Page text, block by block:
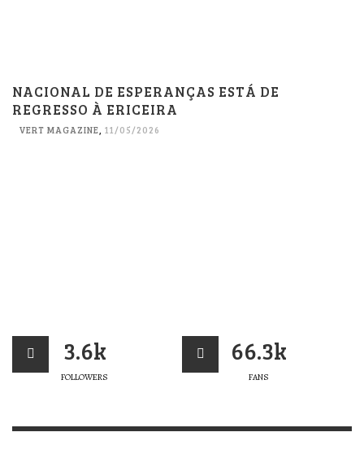
NACIONAL DE ESPERANÇAS ESTÁ DE
REGRESSO À ERICEIRA
VERT MAGAZINE, 11/05/2026
3.6k
FOLLOWERS
66.3k
FANS